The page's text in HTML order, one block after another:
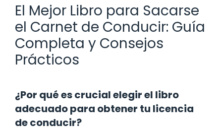
El Mejor Libro para Sacarse
el Carnet de Conducir: Guía
Completa y Consejos
Prácticos
¿Por qué es crucial elegir el libro
adecuado para obtener tu licencia
de conducir?